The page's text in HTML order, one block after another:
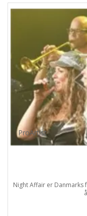
ProArtist
Night Affair er Danmarks